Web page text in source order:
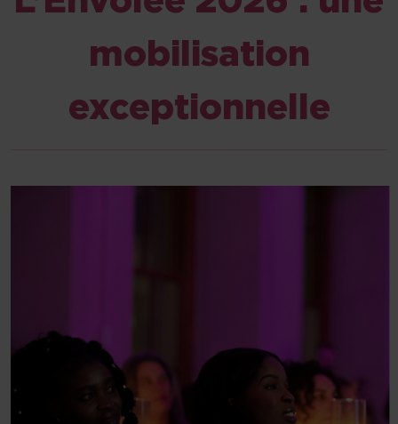
mobilisation
exceptionnelle